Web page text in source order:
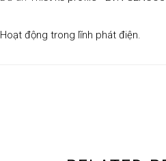
Hoạt động trong lĩnh phát điện.